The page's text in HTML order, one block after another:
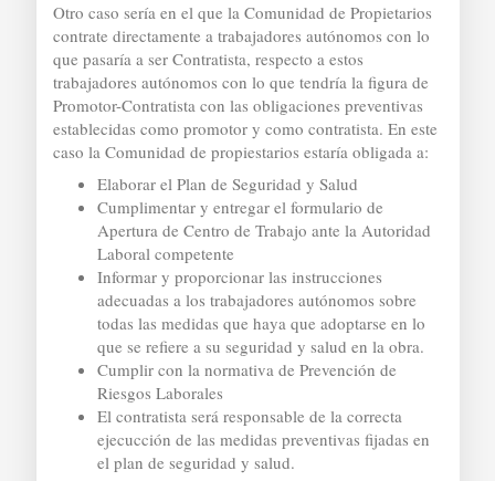
Otro caso sería en el que la Comunidad de Propietarios
contrate directamente a trabajadores autónomos con lo
que pasaría a ser Contratista, respecto a estos
trabajadores autónomos con lo que tendría la figura de
Promotor-Contratista con las obligaciones preventivas
establecidas como promotor y como contratista. En este
caso la Comunidad de propiestarios estaría obligada a:
Elaborar el Plan de Seguridad y Salud
Cumplimentar y entregar el formulario de
Apertura de Centro de Trabajo ante la Autoridad
Laboral competente
Informar y proporcionar las instrucciones
adecuadas a los trabajadores autónomos sobre
todas las medidas que haya que adoptarse en lo
que se refiere a su seguridad y salud en la obra.
Cumplir con la normativa de Prevención de
Riesgos Laborales
El contratista será responsable de la correcta
ejecucción de las medidas preventivas fijadas en
el plan de seguridad y salud.